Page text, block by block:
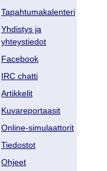
Tapahtumakalenteri
Yhdistys ja
yhteystiedot
Facebook
IRC chatti
Artikkelit
Kuvareportaasit
Online-simulaattorit
Tiedostot
Ohjeet